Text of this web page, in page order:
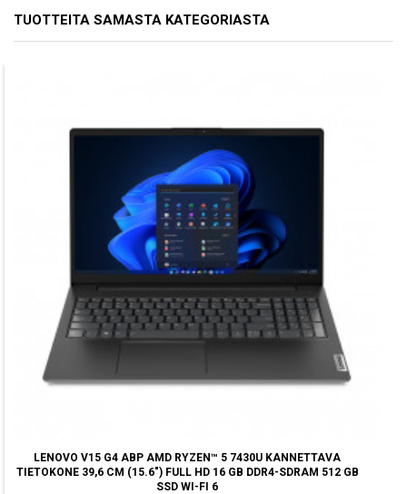
TUOTTEITA SAMASTA KATEGORIASTA
LENOVO V15 G4 ABP AMD RYZEN™ 5 7430U KANNETTAVA
TIETOKONE 39,6 CM (15.6") FULL HD 16 GB DDR4-SDRAM 512 GB
SSD WI-FI 6